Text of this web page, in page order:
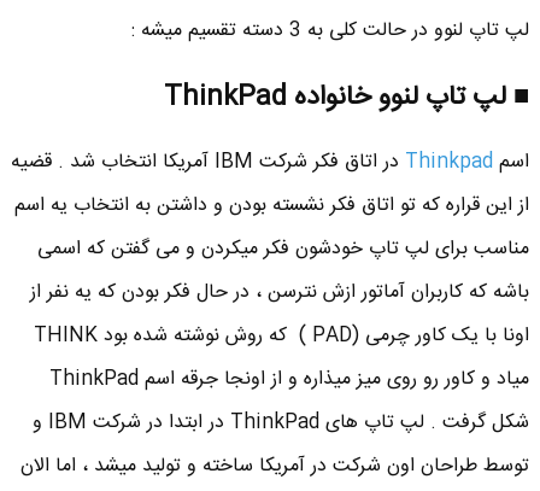
لپ تاپ لنوو در حالت کلی به 3 دسته تقسیم میشه :
■ لپ تاپ لنوو خانواده ThinkPad
اسمThinkpad
در اتاق فکر شرکت IBM آمریکا انتخاب شد . قضیه
از این قراره که تو اتاق فکر نشسته بودن و داشتن به انتخاب یه اسم
مناسب برای لپ تاپ خودشون فکر میکردن و می گفتن که اسمی
باشه که کاربران آماتور ازش نترسن ، در حال فکر بودن که یه نفر از
اونا با یک کاور چرمی (PAD ) که روش نوشته شده بود THINK
میاد و کاور رو روی میز میذاره و از اونجا جرقه اسم ThinkPad
شکل گرفت . لپ تاپ های ThinkPad در ابتدا در شرکت IBM و
توسط طراحان اون شرکت در آمریکا ساخته و تولید میشد ، اما الان